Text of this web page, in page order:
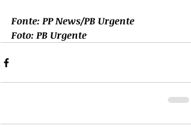
Fonte: PP News/PB Urgente
Foto: PB Urgente